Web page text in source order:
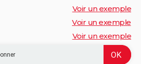
Voir un exemple
Voir un exemple
Voir un exemple